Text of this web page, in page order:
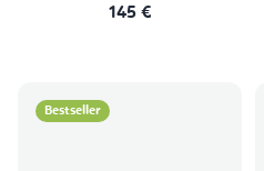
145 €
Bestseller